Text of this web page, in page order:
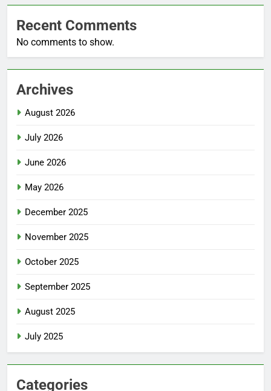
Recent Comments
No comments to show.
Archives
August 2026
July 2026
June 2026
May 2026
December 2025
November 2025
October 2025
September 2025
August 2025
July 2025
Categories